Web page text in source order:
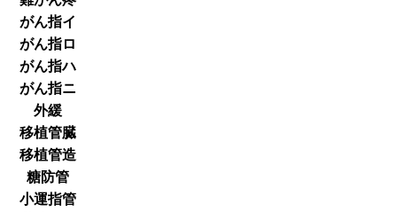
がん指イ
がん指ロ
がん指ハ
がん指ニ
外緩
移植管臓
移植管造
糖防管
小運指管